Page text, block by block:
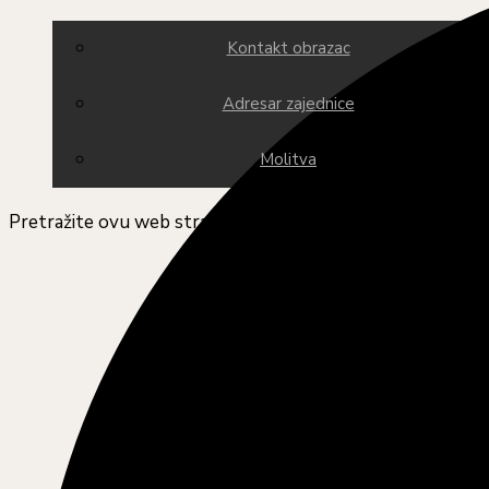
Kontakt obrazac
Adresar zajednice
Molitva
Pretražite ovu web stranicu